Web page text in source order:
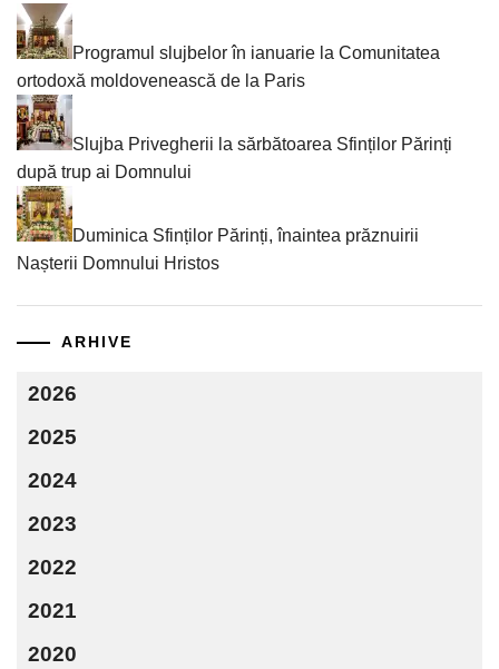
Programul slujbelor în ianuarie la Comunitatea
ortodoxă moldovenească de la Paris
Slujba Privegherii la sărbătoarea Sfinților Părinți
după trup ai Domnului
Duminica Sfinților Părinți, înaintea prăznuirii
Nașterii Domnului Hristos
ARHIVE
2026
2025
2024
2023
2022
2021
2020